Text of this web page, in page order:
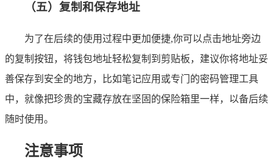
（五）复制和保存地址
为了在后续的使用过程中更加便捷,你可以点击地址旁边
的复制按钮，将钱包地址轻松复制到剪贴板，建议你将地址妥
善保存到安全的地方，比如笔记应用或专门的密码管理工具
中，就像把珍贵的宝藏存放在坚固的保险箱里一样，以备后续
随时使用。
注意事项